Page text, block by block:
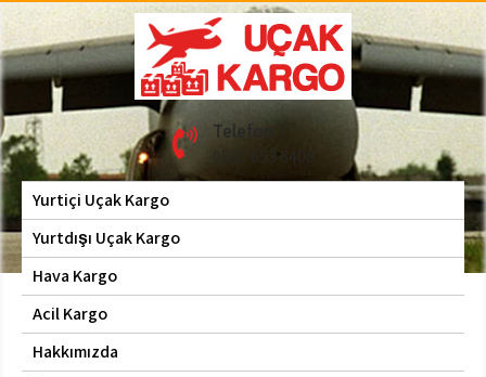
Skip
to
content
Hava Kargo | Acil Kargo
| 0535 653 6408
Uçak Kargo Telefon
0535 653 6408
Yurtiçi Uçak Kargo
Yurtdışı Uçak Kargo
Hava Kargo
Acil Kargo
Hakkımızda